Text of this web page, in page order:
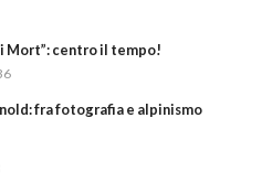
Mort”: centro il tempo!
fra fotografia e alpinismo